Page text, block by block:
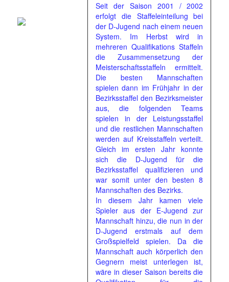
Seit der Saison 2001 / 2002
erfolgt die Staffeleinteilung bei
der D-Jugend nach einem neuen
System. Im Herbst wird in
mehreren Qualifikations Staffeln
die Zusammensetzung der
Meisterschaftsstaffeln ermittelt.
Die besten Mannschaften
spielen dann im Frühjahr in der
Bezirksstaffel den Bezirksmeister
aus, die folgenden Teams
spielen in der Leistungsstaffel
und die restlichen Mannschaften
werden auf Kreisstaffeln verteilt.
Gleich im ersten Jahr konnte
sich die D-Jugend für die
Bezirksstaffel qualifizieren und
war somit unter den besten 8
Mannschaften des Bezirks.
In diesem Jahr kamen viele
Spieler aus der E-Jugend zur
Mannschaft hinzu, die nun in der
D-Jugend erstmals auf dem
Großspielfeld spielen. Da die
Mannschaft auch körperlich den
Gegnern meist unterlegen ist,
wäre in dieser Saison bereits die